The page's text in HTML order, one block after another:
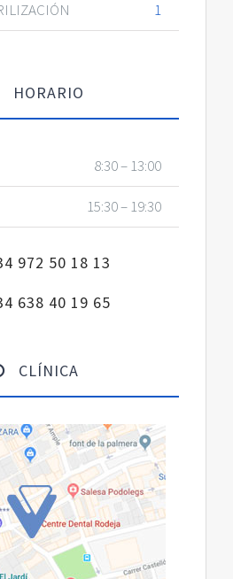
1
HORARIO
8:30 – 13:00
15:30 – 19:30
972 50 18 13
638 40 19 65
CLÍNICA